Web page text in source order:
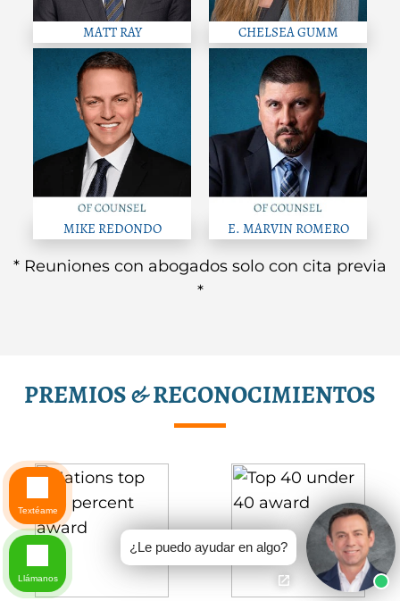
MATT RAY CHELSEA GUMM
MIKE REDONDO E. MARVIN ROMERO
* Reuniones con abogados solo con cita previa
*
PREMIOS & RECONOCIMIENTOS
¿Le puedo ayudar en algo?
Textéame
Llámanos